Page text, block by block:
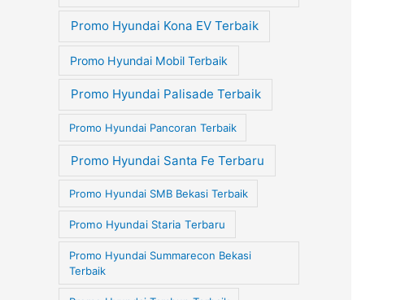
Promo Hyundai Kona EV Terbaik
Promo Hyundai Mobil Terbaik
Promo Hyundai Palisade Terbaik
Promo Hyundai Pancoran Terbaik
Promo Hyundai Santa Fe Terbaru
Promo Hyundai SMB Bekasi Terbaik
Promo Hyundai Staria Terbaru
Promo Hyundai Summarecon Bekasi
Terbaik